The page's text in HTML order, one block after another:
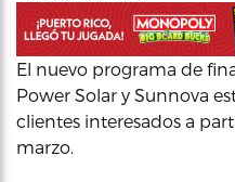
El nuevo programa de
Power Solar y Sunnova
clientes interesados a
marzo.